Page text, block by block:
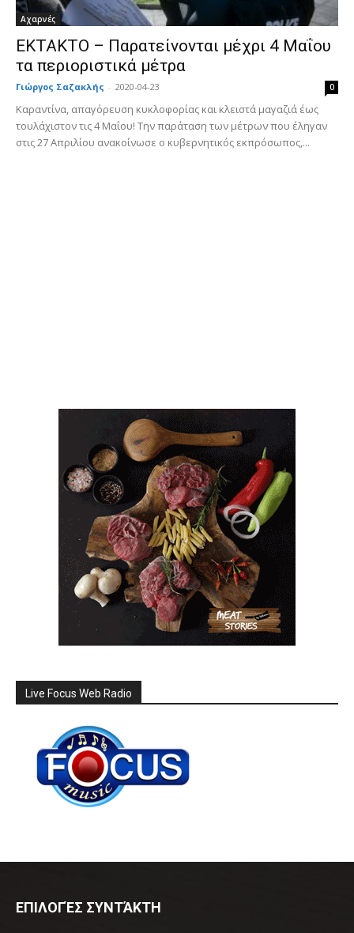
Αχαρνές
ΕΚΤΑΚΤΟ – Παρατείνονται μέχρι 4 Μαΐου
τα περιοριστικά μέτρα
Γιώργος Σαζακλής - 2020-04-23 0
Καραντίνα, απαγόρευση κυκλοφορίας και κλειστά μαγαζιά έως
τουλάχιστον τις 4 Μαΐου! Την παράταση των μέτρων που έληγαν
στις 27 Απριλίου ανακοίνωσε ο κυβερνητικός εκπρόσωπος,...
Live Focus Web Radio
ΕΠΙΛΟΓΈΣ ΣΥΝΤΆΚΤΗ